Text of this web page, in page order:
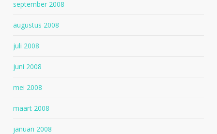
september 2008
augustus 2008
juli 2008
juni 2008
mei 2008
maart 2008
januari 2008